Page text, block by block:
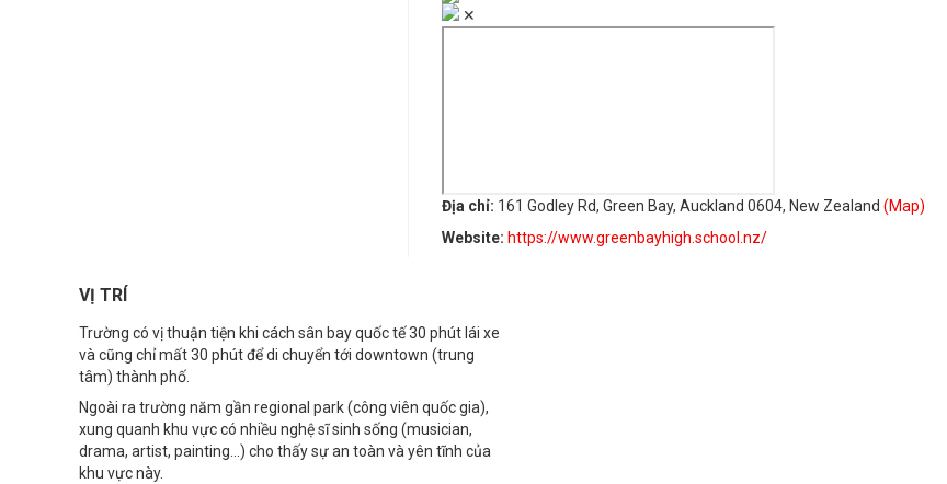
✕
Địa chỉ: 161 Godley Rd, Green Bay, Auckland 0604, New Zealand(Map)
Website:https://www.greenbayhigh.school.nz/
VỊ TRÍ
Trường có vị thuận tiện khi cách sân bay quốc tế 30 phút lái xe
và cũng chỉ mất 30 phút để di chuyển tới downtown (trung
tâm) thành phố.
Ngoài ra trường năm gần regional park (công viên quốc gia),
xung quanh khu vực có nhiều nghệ sĩ sinh sống (musician,
drama, artist, painting...) cho thấy sự an toàn và yên tĩnh của
khu vực này.